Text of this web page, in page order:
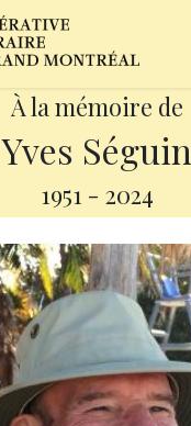
À la mémoire de
Yves Séguin
1951 - 2024